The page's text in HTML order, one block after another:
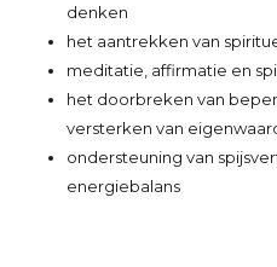
denken
het aantrekken van
meditatie, affirmatie en
het doorbreken van
versterken van
ondersteuning van
energiebalans